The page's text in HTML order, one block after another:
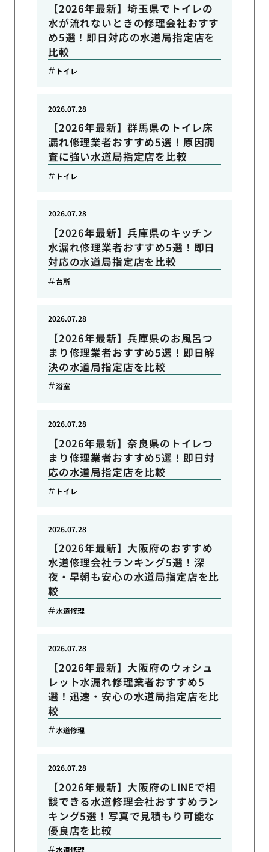
【2026年最新】埼玉県でトイレの
水が流れないときの修理会社おすす
め5選！即日対応の水道局指定店を
比較
トイレ
【2026年最新】群馬県のトイレ床
漏れ修理業者おすすめ5選！原因調
査に強い水道局指定店を比較
2026.07.28
トイレ
【2026年最新】兵庫県のキッチン
水漏れ修理業者おすすめ5選！即日
対応の水道局指定店を比較
2026.07.28
台所
【2026年最新】兵庫県のお風呂つ
まり修理業者おすすめ5選！即日解
決の水道局指定店を比較
2026.07.28
浴室
【2026年最新】奈良県のトイレつ
まり修理業者おすすめ5選！即日対
応の水道局指定店を比較
2026.07.28
トイレ
【2026年最新】大阪府のおすすめ
水道修理会社ランキング5選！深
夜・早朝も安心の水道局指定店を比
較
2026.07.28
水道修理
【2026年最新】大阪府のウォシュ
レット水漏れ修理業者おすすめ5
選！迅速・安心の水道局指定店を比
較
2026.07.28
水道修理
【2026年最新】大阪府のLINEで相
談できる水道修理会社おすすめラン
キング5選！写真で見積もり可能な
優良店を比較
2026.07.28
水道修理